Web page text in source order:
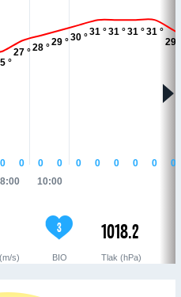
°
27 °28 °29 °30 °31 °31 °31 °31 °
29
8:00 10:00
0 0 0 0 0 0 0 0 0 0
s)
3
BIO
1018.2
Tlak (hPa)